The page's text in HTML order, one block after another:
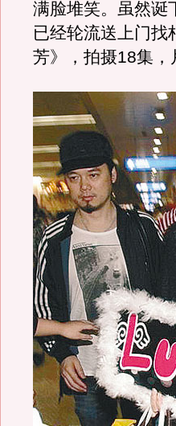
满脸堆笑。虽然诞
已经轮流送上门找
芳》，拍摄18集，